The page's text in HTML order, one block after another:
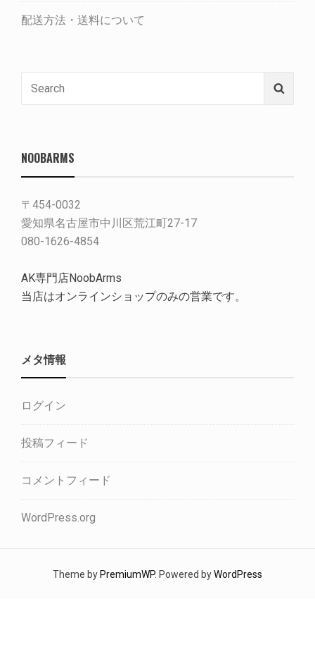
配送方法・送料について
NOOBARMS
〒454-0032
愛知県名古屋市中川区荒江町27-17
080-1626-4854
AK専門店NoobArms
当店はオンラインショップのみの営業です。
メタ情報
ログイン
投稿フィード
コメントフィード
WordPress.org
Theme by PremiumWP. Powered byWordPress